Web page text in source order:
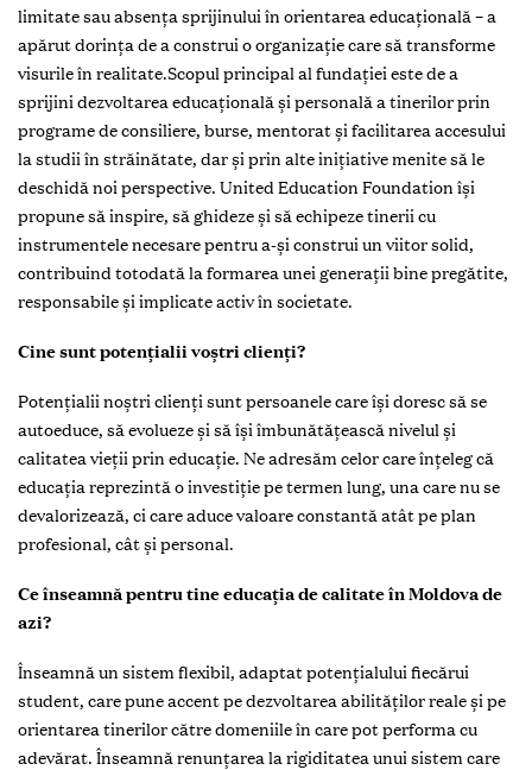
limitate sau absența sprijinului în orientarea educațională – a
apărut dorința de a construi o organizație care să transforme
visurile în realitate.Scopul principal al fundației este de a
sprijini dezvoltarea educațională și personală a tinerilor prin
programe de consiliere, burse, mentorat și facilitarea accesului
la studii în străinătate, dar și prin alte inițiative menite să le
deschidă noi perspective. United Education Foundation își
propune să inspire, să ghideze și să echipeze tinerii cu
instrumentele necesare pentru a-și construi un viitor solid,
contribuind totodată la formarea unei generații bine pregătite,
responsabile și implicate activ în societate.
Cine sunt potențialii voștri clienți?
Potențialii noștri clienți sunt persoanele care își doresc să se
autoeduce, să evolueze și să își îmbunătățească nivelul și
calitatea vieții prin educație. Ne adresăm celor care înțeleg că
educația reprezintă o investiție pe termen lung, una care nu se
devalorizează, ci care aduce valoare constantă atât pe plan
profesional, cât și personal.
Ce înseamnă pentru tine educația de calitate în Moldova de
azi?
Înseamnă un sistem flexibil, adaptat potențialului fiecărui
student, care pune accent pe dezvoltarea abilităților reale și pe
orientarea tinerilor către domeniile în care pot performa cu
adevărat. Înseamnă renunțarea la rigiditatea unui sistem care